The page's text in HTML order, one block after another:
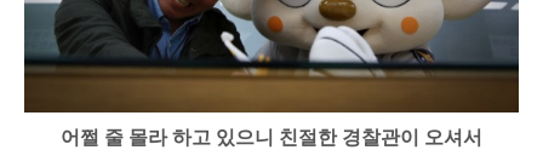
어쩔 줄 몰라 하고 있으니 친절한 경찰관이 오셔서